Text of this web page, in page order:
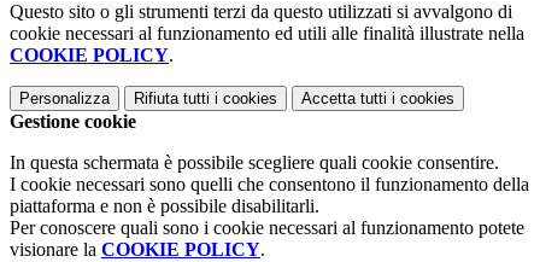
Questo sito o gli strumenti terzi da questo utilizzati si avvalgono di
cookie necessari al funzionamento ed utili alle finalità illustrate nella
COOKIE POLICY.
Personalizza Rifiuta tutti i cookies Accetta tutti i cookies
Gestione cookie
In questa schermata è possibile scegliere quali cookie consentire.
I cookie necessari sono quelli che consentono il funzionamento della
piattaforma e non è possibile disabilitarli.
Per conoscere quali sono i cookie necessari al funzionamento potete
visionare la COOKIE POLICY.